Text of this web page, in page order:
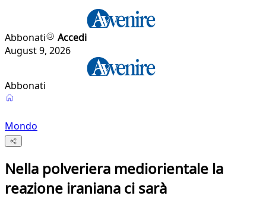
Abbonati
Accedi
August 9, 2026
Abbonati
Mondo
Nella polveriera mediorientale la
reazione iraniana ci sarà